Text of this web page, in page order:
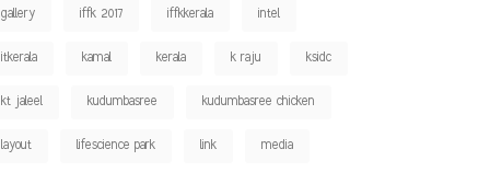
gallery iffk 2017 iffkkerala intel
itkerala kamal kerala k raju ksidc
kt jaleel kudumbasree kudumbasree chicken
layout lifescience park link media